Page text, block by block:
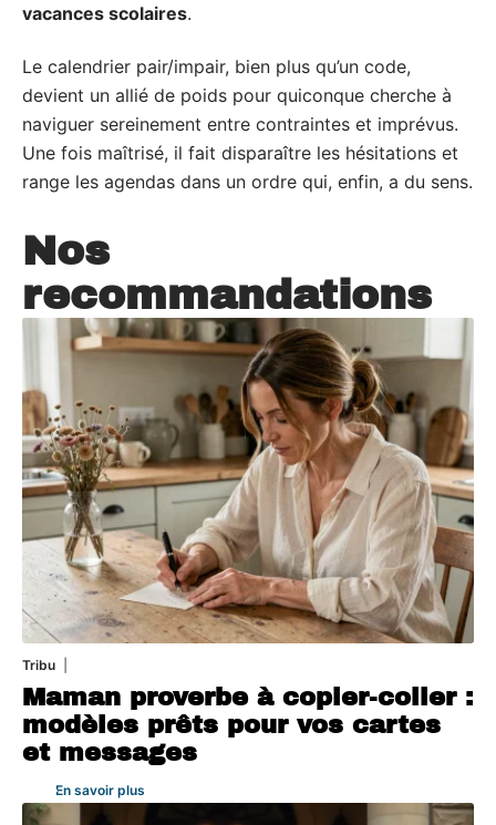
vacances scolaires.
Le calendrier pair/impair, bien plus qu’un code,
devient un allié de poids pour quiconque cherche à
naviguer sereinement entre contraintes et imprévus.
Une fois maîtrisé, il fait disparaître les hésitations et
range les agendas dans un ordre qui, enfin, a du sens.
Nos
recommandations
Tribu
Maman proverbe à copier-coller :
modèles prêts pour vos cartes
et messages
En savoir plus